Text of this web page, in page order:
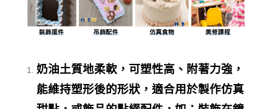
奶油土質地柔軟，可塑性高、附著力強，
能維持塑形後的形狀，適合用於製作仿真